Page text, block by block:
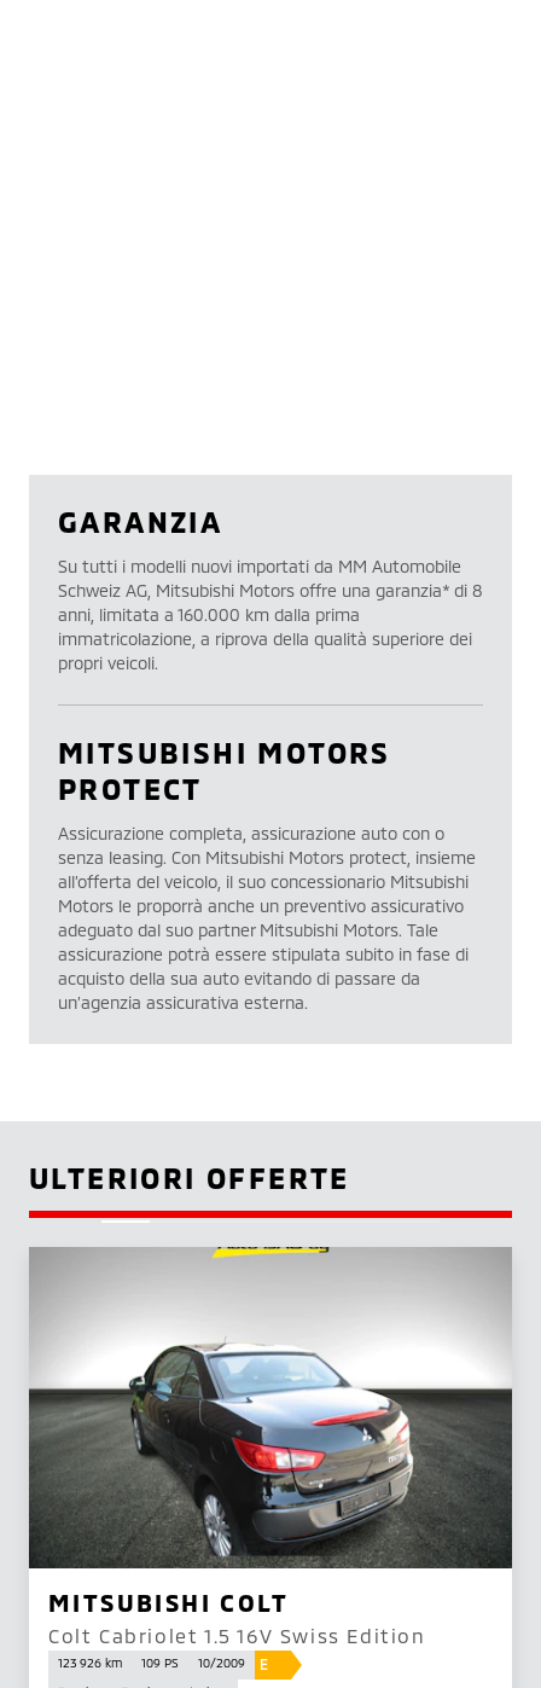
GARANZIA
Su tutti i modelli nuovi importati da MM Automobile
Schweiz AG, Mitsubishi Motors offre una garanzia* di 8
anni, limitata a 160.000 km dalla prima
immatricolazione, a riprova della qualità superiore dei
propri veicoli.
MITSUBISHI MOTORS
PROTECT
Assicurazione completa, assicurazione auto con o
senza leasing. Con Mitsubishi Motors protect, insieme
all’offerta del veicolo, il suo concessionario Mitsubishi
Motors le proporrà anche un preventivo assicurativo
adeguato dal suo partner Mitsubishi Motors. Tale
assicurazione potrà essere stipulata subito in fase di
acquisto della sua auto evitando di passare da
un’agenzia assicurativa esterna.
ULTERIORI OFFERTE
MITSUBISHI COLT
Colt Cabriolet 1.5 16V Swiss Edition
123 926 km 109 PS 10/2009 E